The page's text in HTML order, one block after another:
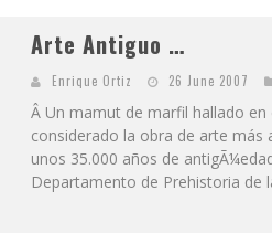
Arte Antiguo …
Enrique Ortiz 26 June 2007
Â Un mamut de marfil hallado en
considerado la obra de arte más
unos 35.000 años de
Departamento de Prehistoria de